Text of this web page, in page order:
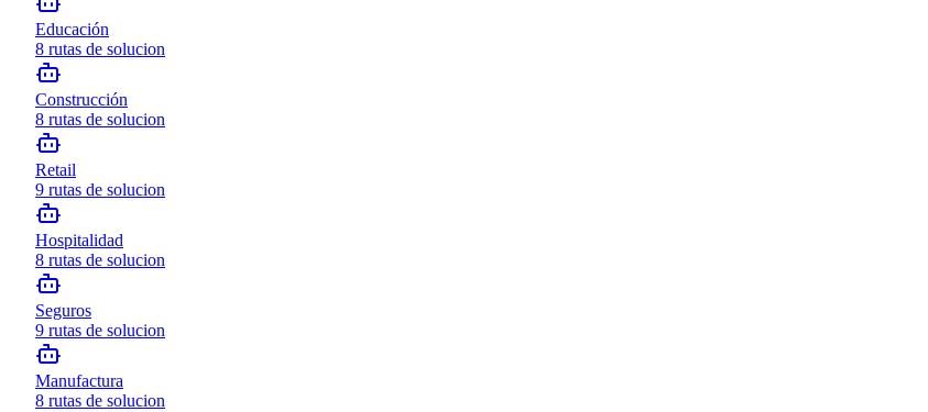
Educación
8 rutas de solucion
Construcción
8 rutas de solucion
Retail
9 rutas de solucion
Hospitalidad
8 rutas de solucion
Seguros
9 rutas de solucion
Manufactura
8 rutas de solucion